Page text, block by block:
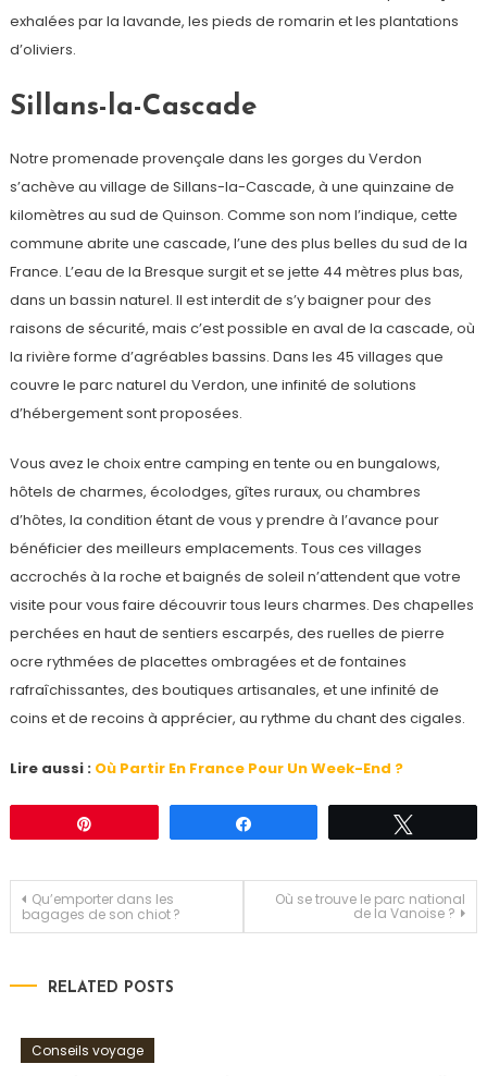
exhalées par la lavande, les pieds de romarin et les plantations
d’oliviers.
Sillans-la-Cascade
Notre promenade provençale dans les gorges du Verdon
s’achève au village de Sillans-la-Cascade, à une quinzaine de
kilomètres au sud de Quinson. Comme son nom l’indique, cette
commune abrite une cascade, l’une des plus belles du sud de la
France. L’eau de la Bresque surgit et se jette 44 mètres plus bas,
dans un bassin naturel. Il est interdit de s’y baigner pour des
raisons de sécurité, mais c’est possible en aval de la cascade, où
la rivière forme d’agréables bassins. Dans les 45 villages que
couvre le parc naturel du Verdon, une infinité de solutions
d’hébergement sont proposées.
Vous avez le choix entre camping en tente ou en bungalows,
hôtels de charmes, écolodges, gîtes ruraux, ou chambres
d’hôtes, la condition étant de vous y prendre à l’avance pour
bénéficier des meilleurs emplacements. Tous ces villages
accrochés à la roche et baignés de soleil n’attendent que votre
visite pour vous faire découvrir tous leurs charmes. Des chapelles
perchées en haut de sentiers escarpés, des ruelles de pierre
ocre rythmées de placettes ombragées et de fontaines
rafraîchissantes, des boutiques artisanales, et une infinité de
coins et de recoins à apprécier, au rythme du chant des cigales.
Lire aussi : Où Partir En France Pour Un Week-End ?
Navigation
l’article
Qu’emporter dans les
bagages de son chiot ?
Où se trouve le parc national
de la Vanoise ?
RELATED POSTS
Conseils voyage